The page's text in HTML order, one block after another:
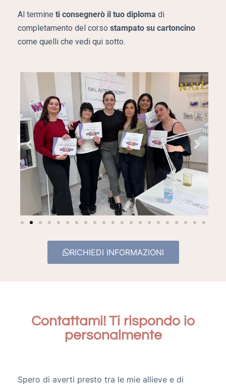
Al termine ti consegnerò il tuo diploma di
completamento del corso stampato su cartoncino
come quelli che vedi qui sotto.
RICHIEDI INFORMAZIONI
Contattami! Ti rispondo io
personalmente
Spero di averti presto tra le mie allieve e di